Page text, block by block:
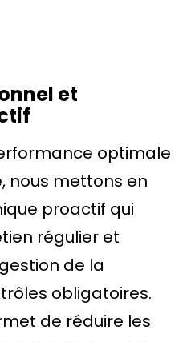
et
optimale
nous mettons en
proactif qui
régulier et
de la
obligatoires.
de réduire les